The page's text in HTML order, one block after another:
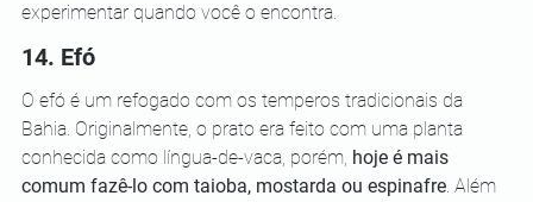
experimentar quando você o encontra.
14. Efó
O efó é um refogado com os temperos tradicionais da
Bahia. Originalmente, o prato era feito com uma planta
conhecida como língua-de-vaca, porém, hoje é mais
comum fazê-lo com taioba, mostarda ou espinafre. Além